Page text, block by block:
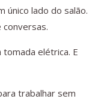
único lado do salão.
conversas.
elétrica. E
trabalhar sem